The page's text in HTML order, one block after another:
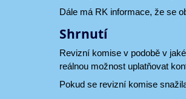
Dále má RK informace, že se
Shrnutí
Revizní komise v podobě v
reálnou možnost uplatňovat
Pokud se revizní komise